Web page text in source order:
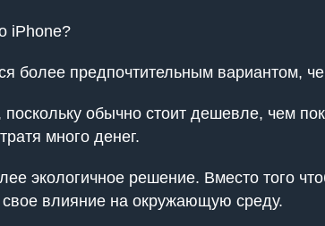
iPhone?
более предпочтительным вариантом,
обычно стоит дешевле, чем
много денег.
экологичное решение. Вместо того
влияние на окружающую среду.